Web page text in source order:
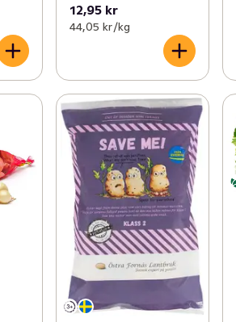
12,95 kr
44,05 kr /kg